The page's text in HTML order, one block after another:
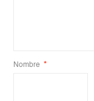
Nombre *